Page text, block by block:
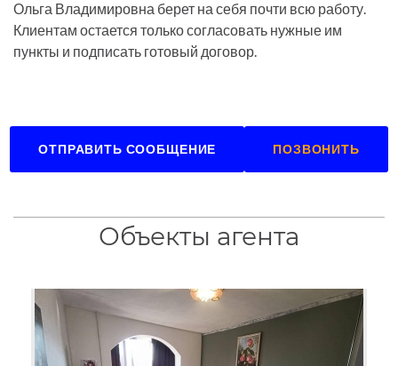
Ольга Владимировна берет на себя почти всю работу.
Клиентам остается только согласовать нужные им
пункты и подписать готовый договор.
ОТПРАВИТЬ СООБЩЕНИЕ ПОЗВОНИТЬ
Объекты агента